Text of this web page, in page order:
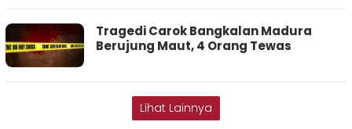
Tragedi Carok Bangkalan Madura
Berujung Maut, 4 Orang Tewas
Lihat Lainnya